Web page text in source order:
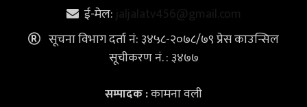
ई-मेल: jaljalatv456@gmail.com
सूचना विभाग दर्ता नं: ३४५८-२०७८/७९ प्रेस काउन्सिल
सूचीकरण नं. : ३४७७
सम्पादक :कामना वली